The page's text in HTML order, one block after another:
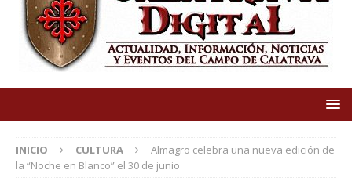
INICIO CULTURA
Almagro celebra una nueva edición de
la “Noche en Blanco” el 30 de junio